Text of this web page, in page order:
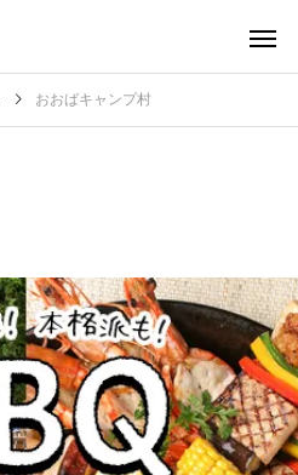
おおばキャンプ村